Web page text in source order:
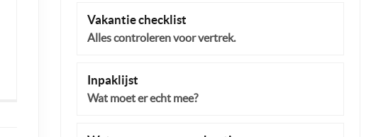
Vakantie checklist
Alles controleren voor vertrek.
Inpaklijst
Wat moet er echt mee?